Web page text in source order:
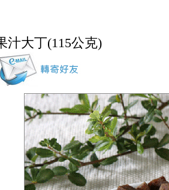
汁大丁(115公克)